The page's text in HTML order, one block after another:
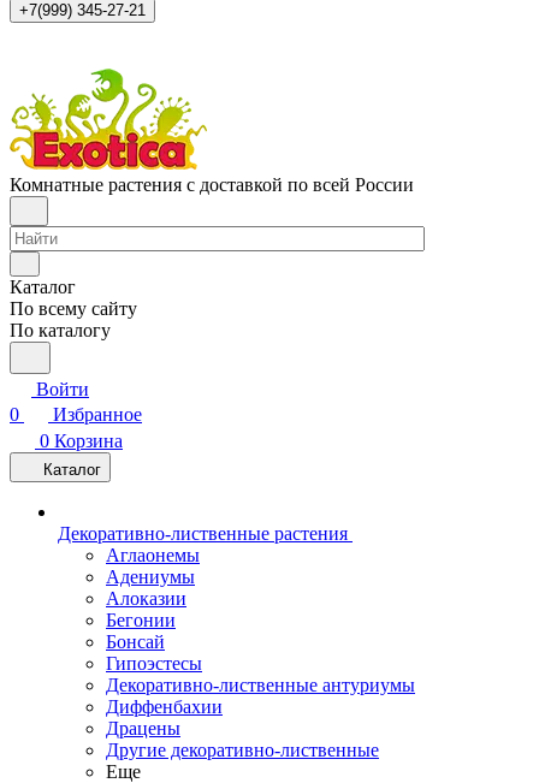
+7(999) 345-27-21
Комнатные растения с доставкой по всей России
Каталог
По всему сайту
По каталогу
Войти
0
Избранное
0 Корзина
Каталог
Декоративно-лиственные растения
Аглаонемы
Адениумы
Алоказии
Бегонии
Бонсай
Гипоэстесы
Декоративно-лиственные антуриумы
Диффенбахии
Драцены
Другие декоративно-лиственные
Еще